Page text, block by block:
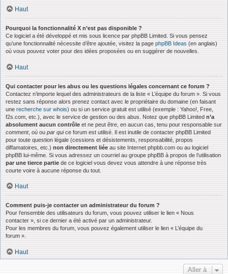
Haut
Pourquoi la fonctionnalité X n’est pas disponible ?
Ce logiciel a été développé et mis sous licence par phpBB Limited. Si vous pensez
qu’une fonctionnalité nécessite d’être ajoutée, visitez la page phpBB Ideas (en anglais)
où vous pouvez voter pour des idées proposées ou en suggérer de nouvelles.
Haut
Qui contacter pour les abus ou les questions légales concernant ce forum ?
Contactez n’importe lequel des administrateurs de la liste « L’équipe du forum ». Si vous
restez sans réponse alors prenez contact avec le propriétaire du domaine (en faisant
une recherche sur whois) ou si un service gratuit est utilisé (exemple : Yahoo!, Free,
f2s.com, etc.), avec le service de gestion ou des abus. Notez que phpBB Limited n’a
absolument aucun contrôle et ne peut être, en aucun cas, tenu pour responsable sur
comment, où ou par quice forum est utilisé. Il est inutile de contacter phpBB Limited
pour toute question légale (cessions et désistements, responsabilité, propos
diffamatoires, etc.) non directement liée au site Internet phpbb.com ou au logiciel
phpBB lui-même. Si vous adressez un courriel au groupe phpBB à propos de l’utilisation
par une tierce partie de ce logiciel vous devez vous attendre à une réponse très
courte voire à aucune réponse du tout.
Haut
Comment puis-je contacter un administrateur du forum ?
Pour l’ensemble des utilisateurs du forum, vous pouvez utiliser le lien « Nous
contacter », si ce dernier a été activé par un administrateur.
Pour les membres du forum, vous pouvez également utiliser le lien « L’équipe du
forum ».
Haut
Aller à